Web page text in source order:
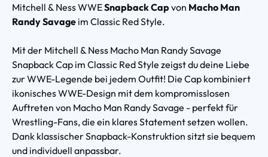
Mitchell & Ness WWESnapback Cap von Macho Man
Randy Savage im Classic Red Style.
Mit der Mitchell & Ness Macho Man Randy Savage
Snapback Cap im Classic Red Style zeigst du deine Liebe
zur WWE-Legende bei jedem Outfit! Die Cap kombiniert
ikonisches WWE-Design mit dem kompromisslosen
Auftreten von Macho Man Randy Savage - perfekt für
Wrestling-Fans, die ein klares Statement setzen wollen.
Dank klassischer Snapback-Konstruktion sitzt sie bequem
und individuell anpassbar.